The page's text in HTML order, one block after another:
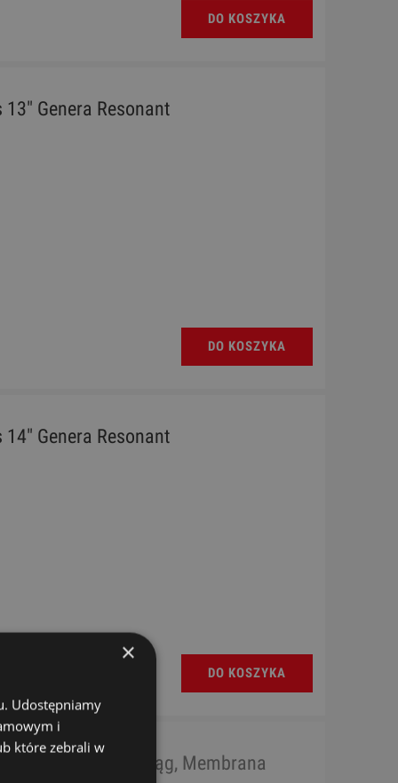
DO KOSZYKA
13" Genera Resonant
DO KOSZYKA
14" Genera Resonant
DO KOSZYKA
2 Coated Naciąg, Membrana
×
Udostępniamy
i
które zebrali w